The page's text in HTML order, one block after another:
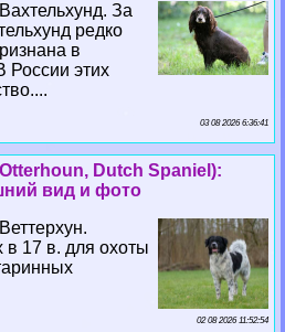
За
редко
в
этих
03 08 2026 6:36:41
Dutch Spaniel):
вид и фото
17 в. для охоты
02 08 2026 11:52:54